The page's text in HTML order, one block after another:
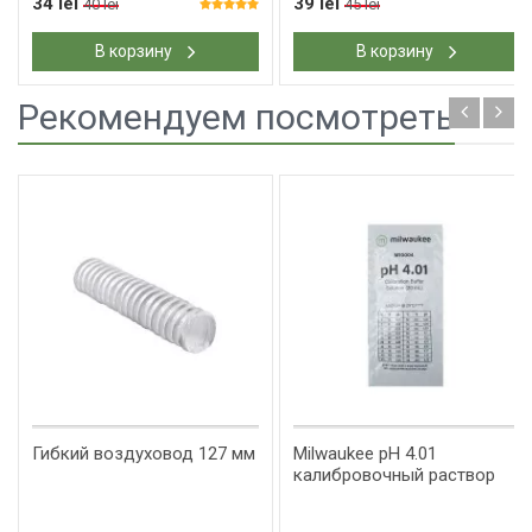
40 lei
В корзину
45 lei
В корзину
Рекомендуем посмотреть
Гибкий воздуховод 127 мм
Milwaukee pH 4.01
калибровочный раствор